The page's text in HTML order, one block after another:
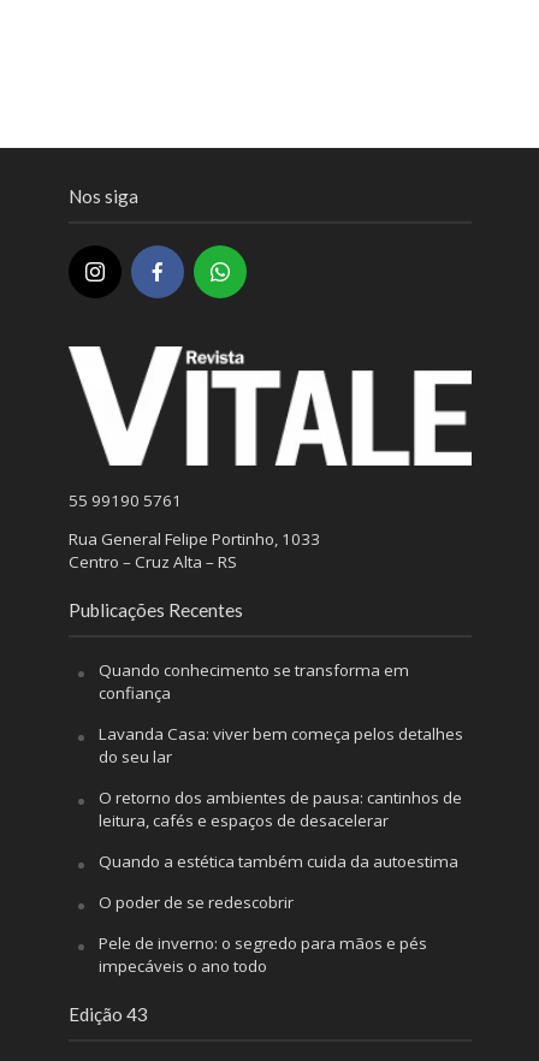
Nos siga
55 99190 5761
Rua General Felipe Portinho, 1033
Centro – Cruz Alta – RS
Publicações Recentes
Quando conhecimento se transforma em
confiança
Lavanda Casa: viver bem começa pelos detalhes
do seu lar
O retorno dos ambientes de pausa: cantinhos de
leitura, cafés e espaços de desacelerar
Quando a estética também cuida da autoestima
O poder de se redescobrir
Pele de inverno: o segredo para mãos e pés
impecáveis o ano todo
Edição 43